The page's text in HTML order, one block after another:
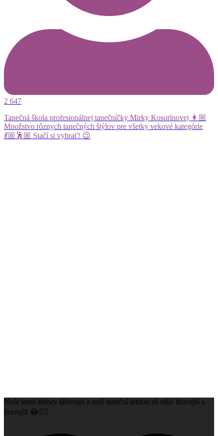
2 647
Tanečná škola profesionálnej tanečníčky Mirky Kosorínovej 👩🏼
Množstvo rôznych tanečných štýlov pre všetky vekové kategórie
💃🏼🕺🏼 Stačí si vybrať! 😉
Naše letné tábory táborujú a naši taneční lektori sú stále hravejší a
hravejší 😂👌🏻